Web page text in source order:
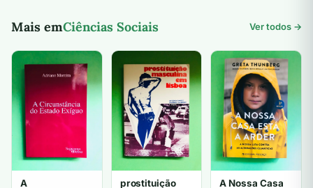
Mais emCiências Sociais Ver todos →
A
prostituição
A Nossa Casa